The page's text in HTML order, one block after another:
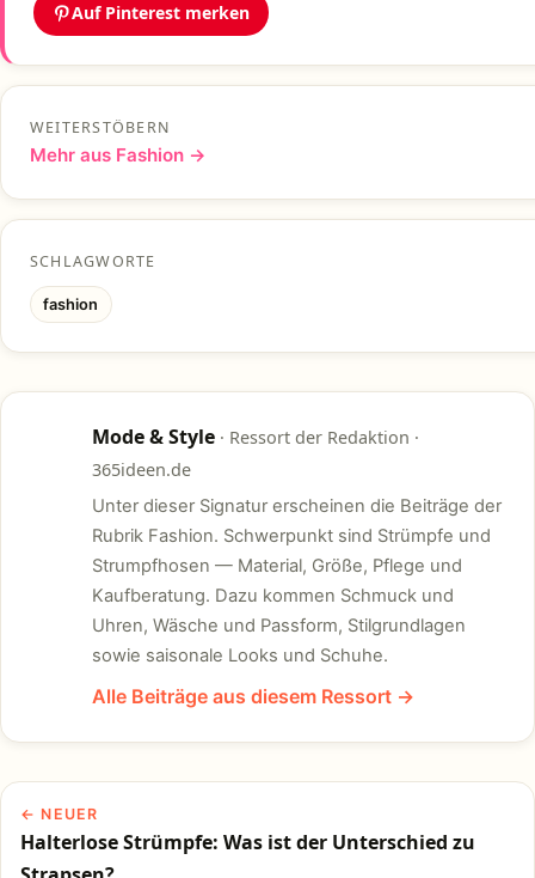
Auf Pinterest merken
WEITERSTÖBERN
Mehr aus Fashion →
SCHLAGWORTE
fashion
Mode & Style · Ressort der Redaktion ·
365ideen.de
Unter dieser Signatur erscheinen die Beiträge der
Rubrik Fashion. Schwerpunkt sind Strümpfe und
Strumpfhosen — Material, Größe, Pflege und
Kaufberatung. Dazu kommen Schmuck und
Uhren, Wäsche und Passform, Stilgrundlagen
sowie saisonale Looks und Schuhe.
Alle Beiträge aus diesem Ressort →
← NEUER
Halterlose Strümpfe: Was ist der Unterschied zu